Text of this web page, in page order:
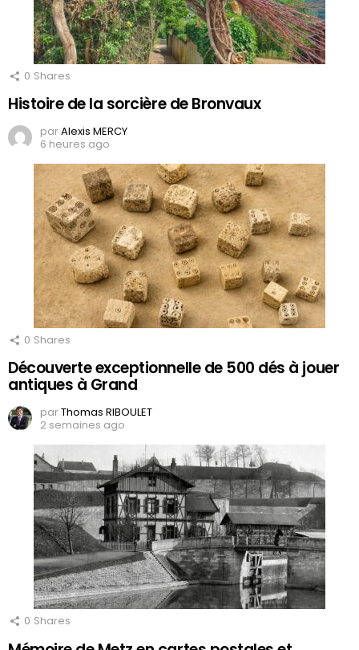
0 Shares
Histoire de la sorcière de Bronvaux
parAlexis MERCY
6 heures ago
0 Shares
Découverte exceptionnelle de 500 dés à jouer
antiques à Grand
parThomas RIBOULET
2 semaines ago
0 Shares